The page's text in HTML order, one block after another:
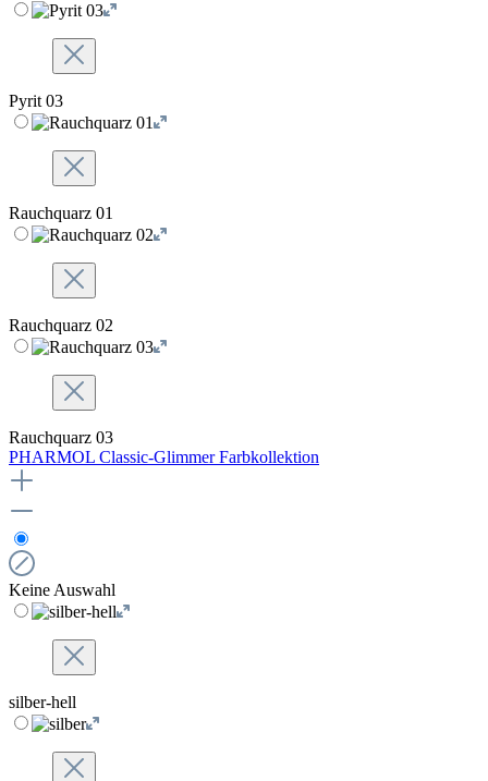
Pyrit 03
Rauchquarz 01
Rauchquarz 02
Rauchquarz 03
PHARMOL Classic-Glimmer Farbkollektion
Keine Auswahl
silber-hell